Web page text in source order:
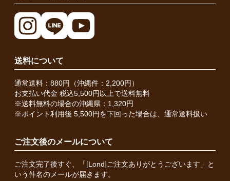
送料について
通常送料：880円（沖縄件：2,200円）
お支払い代金 税込5,500円以上で送料無料
※送料無料の場合の沖縄県：1,320円
※ポイント利用後 5,500円を下回った場合は、通常送料扱い
ご注文後のメールについて
ご注文完了後すぐ、「[Lond]ご注文ありがとうございます」と
いう件名のメールが届きます。